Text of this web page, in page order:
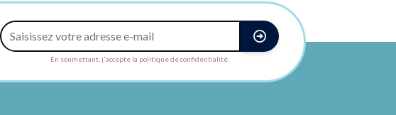
Adresse e-mail
En soumettant, j'accepte la politique de confidentialité.